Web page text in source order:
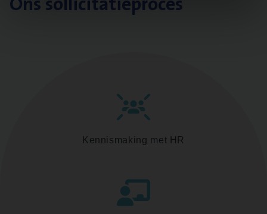
Kennismaking met HR